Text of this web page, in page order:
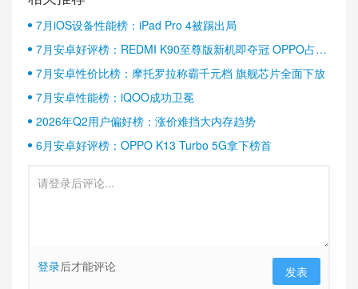
7月iOS设备性能榜：iPad Pro 4被踢出局
7月安卓好评榜：REDMI K90至尊版新机即夺冠 OPPO占据
半壁江山
7月安卓性价比榜：摩托罗拉称霸千元档 旗舰芯片全面下放
7月安卓性能榜：iQOO成功卫冕
2026年Q2用户偏好榜：涨价难挡大内存趋势
6月安卓好评榜：OPPO K13 Turbo 5G拿下榜首
登录后才能评论 发表